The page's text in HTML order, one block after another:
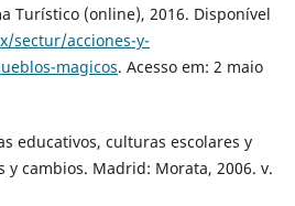
Turístico (online), 2016. Disponível
sectur/acciones-y-
magicos. Acesso em: 2 maio
educativos, culturas escolares y
cambios. Madrid: Morata, 2006. v.